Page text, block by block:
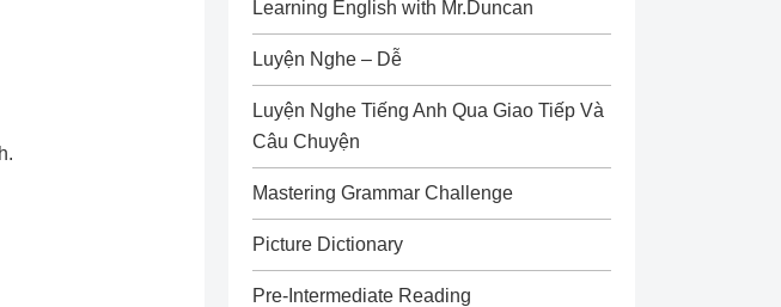
Learning English with Mr.Duncan
Luyện Nghe – Dễ
Luyện Nghe Tiếng Anh Qua Giao Tiếp Và
Câu Chuyện
Mastering Grammar Challenge
Picture Dictionary
Pre-Intermediate Reading